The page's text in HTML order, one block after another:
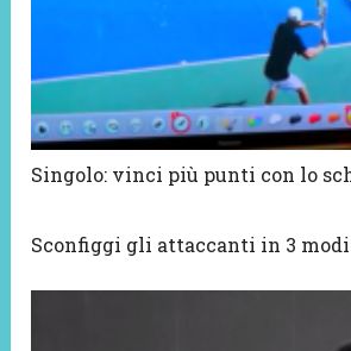
Singolo: vinci più punti con lo
Sconfiggi gli attaccanti in 3